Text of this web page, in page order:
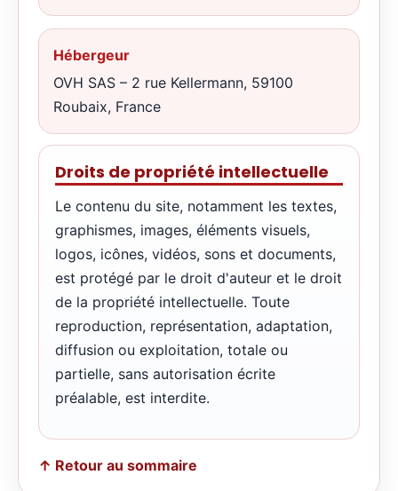
Hébergeur
OVH SAS – 2 rue Kellermann, 59100
Roubaix, France
Droits de propriété intellectuelle
Le contenu du site, notamment les textes,
graphismes, images, éléments visuels,
logos, icônes, vidéos, sons et documents,
est protégé par le droit d'auteur et le droit
de la propriété intellectuelle. Toute
reproduction, représentation, adaptation,
diffusion ou exploitation, totale ou
partielle, sans autorisation écrite
préalable, est interdite.
↑ Retour au sommaire